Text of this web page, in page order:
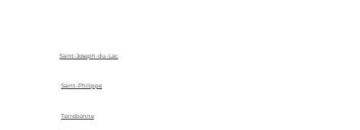
Saint-Joseph-du-Lac
Saint-Philippe
Terrebonne